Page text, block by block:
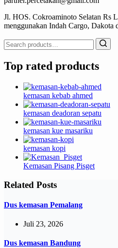
Jl. HOS. Cokroaminoto Selatan Rs
menggunakan Indah Cargo, Dakota
Search
for:
Top rated products
kemasan kebab ahmed
kemasan deadoran sepatu
kemasan kue masariku
kemasan kopi
Kemasan Pisang Pisget
Related Posts
Dus kemasan Pemalang
Juli 23, 2026
Dus kemasan Bandung